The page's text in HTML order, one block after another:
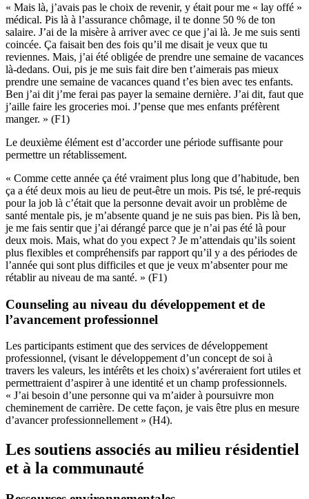
« Mais là, j’avais pas le choix de revenir, y était pour me « lay offé »
médical. Pis là à l’assurance chômage, il te donne 50 % de ton
salaire. J’ai de la misère à arriver avec ce que j’ai là. Je me suis senti
coincée. Ça faisait ben des fois qu’il me disait je veux que tu
reviennes. Mais, j’ai été obligée de prendre une semaine de vacances
là-dedans. Oui, pis je me suis fait dire ben t’aimerais pas mieux
prendre une semaine de vacances quand t’es bien avec tes enfants.
Ben j’ai dit j’me ferai pas payer la semaine dernière. J’ai dit, faut que
j’aille faire les groceries moi. J’pense que mes enfants préfèrent
manger. » (F1)
Le deuxième élément est d’accorder une période suffisante pour
permettre un rétablissement.
« Comme cette année ça été vraiment plus long que d’habitude, ben
ça a été deux mois au lieu de peut-être un mois. Pis tsé, le pré-requis
pour la job là c’était que la personne devait avoir un problème de
santé mentale pis, je m’absente quand je ne suis pas bien. Pis là ben,
je me fais sentir que j’ai dérangé parce que je n’ai pas été là pour
deux mois. Mais, what do you expect ? Je m’attendais qu’ils soient
plus flexibles et compréhensifs par rapport qu’il y a des périodes de
l’année qui sont plus difficiles et que je veux m’absenter pour me
rétablir au niveau de ma santé. » (F1)
Counseling au niveau du développement et de
l’avancement professionnel
Les participants estiment que des services de développement
professionnel, (visant le développement d’un concept de soi à
travers les valeurs, les intérêts et les choix) s’avéreraient fort utiles et
permettraient d’aspirer à une identité et un champ professionnels.
« J’ai besoin d’une personne qui va m’aider à poursuivre mon
cheminement de carrière. De cette façon, je vais être plus en mesure
d’avancer professionnellement » (H4).
Les soutiens associés au milieu résidentiel
et à la communauté